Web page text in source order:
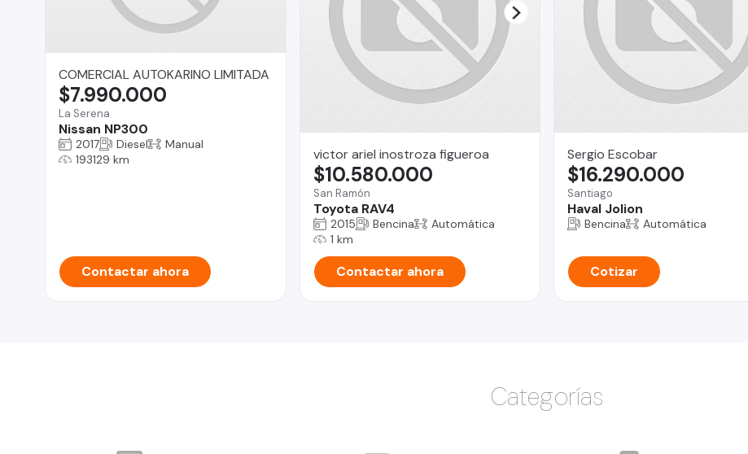
COMERCIAL AUTOKARINO LIMITADA
La Serena
Nissan NP300
$7.990.000
2017 Diesel
Manual
193129 km
Contactar ahora
victor ariel inostroza figueroa
San Ramón
Toyota RAV4
$10.580.000
2015 Bencina
Automática
1 km
Contactar ahora
Sergio Escobar
Santiago
Haval Jolion
$16.290.000
Bencina Automática
Cotizar
Categorías